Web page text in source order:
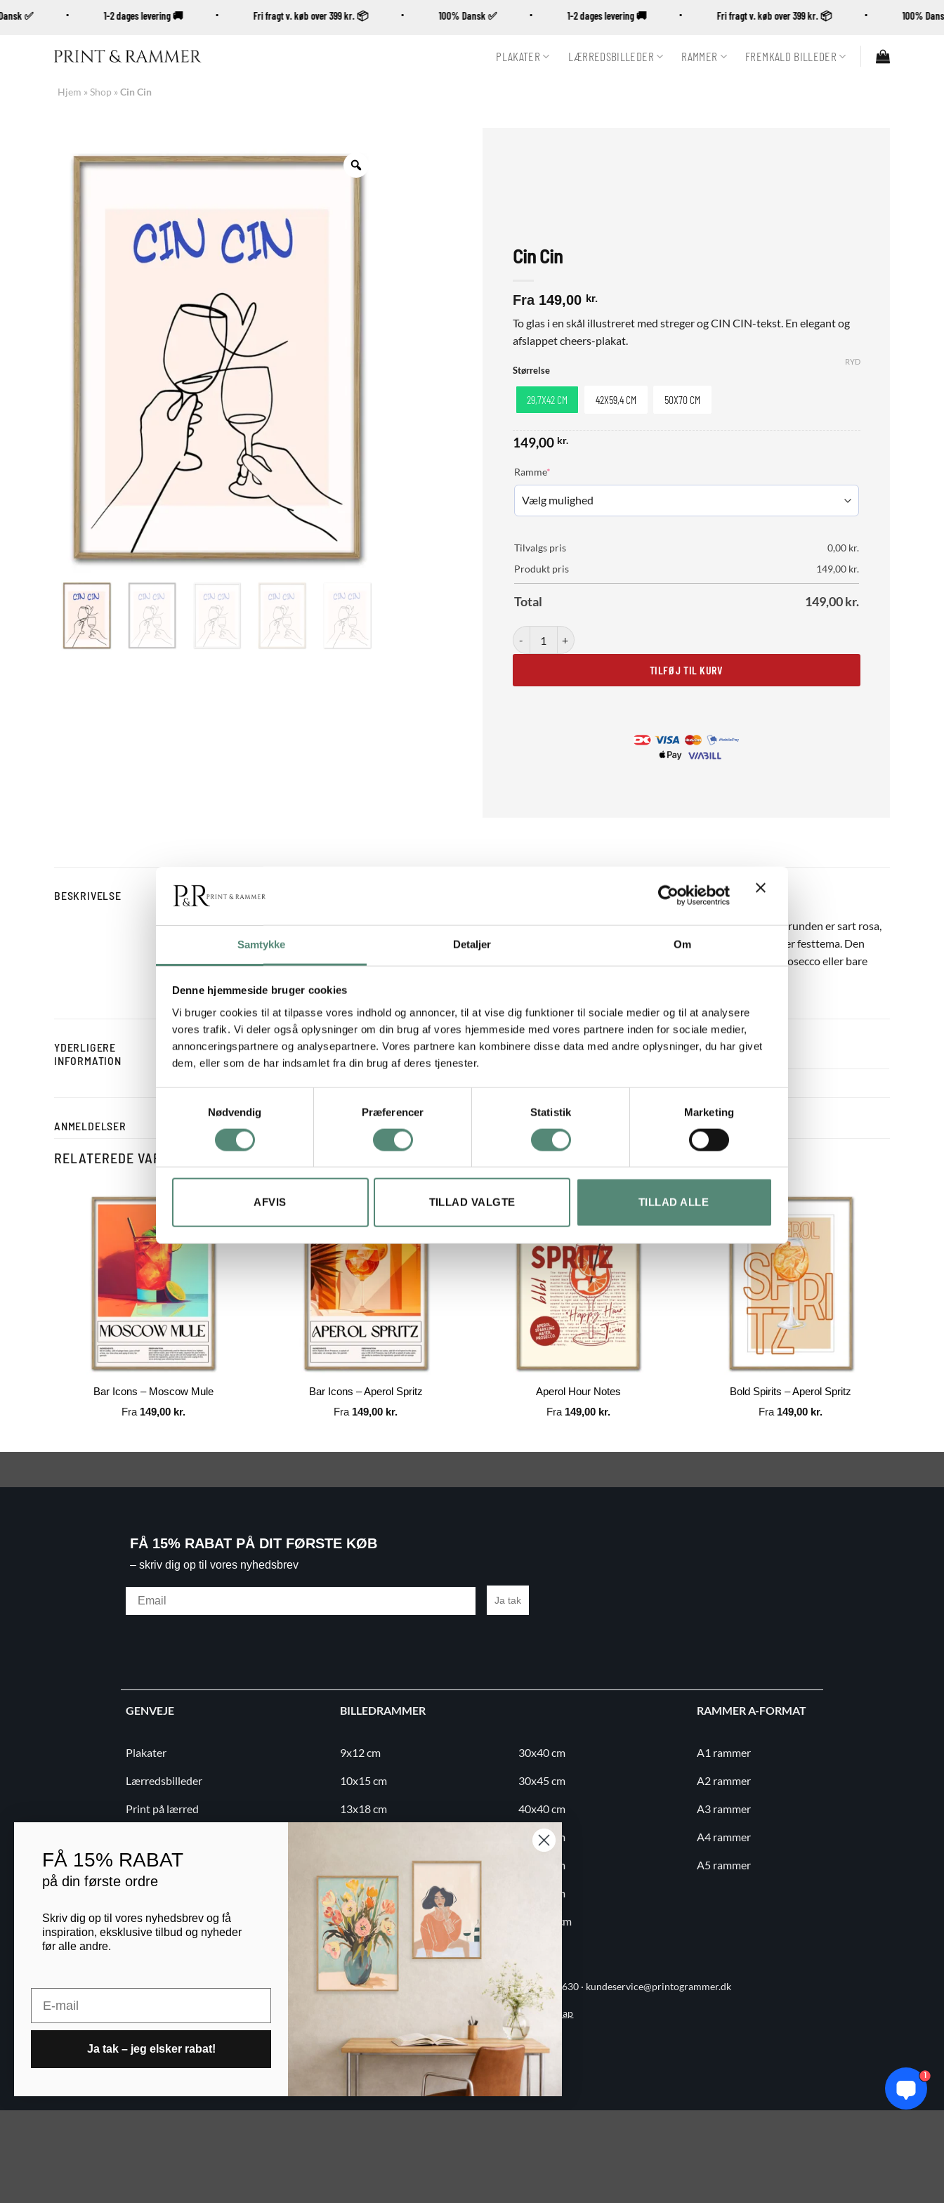
Samtykke Detaljer Om
Denne hjemmeside bruger cookies
Vi bruger cookies til at tilpasse vores indhold og annoncer, til at vise dig funktioner til sociale medier og til at analysere
vores trafik. Vi deler også oplysninger om din brug af vores hjemmeside med vores partnere inden for sociale medier,
annonceringspartnere og analysepartnere. Vores partnere kan kombinere disse data med andre oplysninger, du har givet
dem, eller som de har indsamlet fra din brug af deres tjenester.
Nødvendig
Præferencer Statistik Marketing
AFVIS TILLAD VALGTE TILLAD ALLE
Dansk ✅ 1-2 dages levering 🚚 Fri fragt v. køb over 399 kr. 📦 100% Dansk ✅ 1-2 dages levering 🚚 Fri fragt v. køb over 399 kr. 📦 100%
PLAKATER LÆRREDSBILLEDER RAMMER FREMKALD BILLEDER
Hjem »Shop »Cin Cin
Cin Cin
Fra 149,00 kr.
To glas i en skål illustreret med streger og CIN CIN-tekst. En elegant og
afslappet cheers-plakat.
Størrelse
29,7X42 CM 42X59,4 CM 50X70 CM
RYD
149,00 kr.
Ramme*(required)
Tilvalgs pris 0,00 kr.
Produkt pris
149,00 kr.
Total 149,00kr.
Cin Cin antal
TILFØJ TIL KURV
BESKRIVELSE Line art drinksplakat
Cin Cin er en minimalistisk og elegant plakat med en sort-hvid stregtegning af to hævede glas og teksten CIN CIN i blå. Baggrunden er sart rosa,
hvilket giver motivet et feminint og roligt præg. Perfekt til køkkenet, spisestuen eller som del af en billedvæg med drinks- eller festtema. Den
enkle stregtegning gør motivet let at matche med både farverige og neutrale plakater. En ideel plakat til dig, der elsker vin, prosecco eller bare
YDERLIGERE
INFORMATION
STØRRELSE 29,7×42 cm, 42×59,4 cm, 50×70 cm
ANMELDELSER
RELATEREDE VARER
Bar Icons – Moscow Mule
Fra 149,00 kr.
Bar Icons – Aperol Spritz
Fra 149,00 kr.
Aperol Hour Notes
Fra 149,00 kr.
Bold Spirits – Aperol Spritz
Fra 149,00 kr.
FÅ 15% RABAT PÅ DIT FØRSTE KØB
– skriv dig op til vores nyhedsbrev
Ja tak
GENVEJE
Plakater
Lærredsbilleder
Print på lærred
Kontakt
B2B
BILLEDRAMMER
9x12 cm
10x15 cm
13x18 cm
20x30 cm
30x30 cm
30x40 cm
30x45 cm
40x40 cm
40x50 cm
50x70 cm
60x80 cm
70x100 cm
RAMMER A-FORMAT
A1 rammer
A2 rammer
A3 rammer
A4 rammer
A5 rammer
Printogrammer.dk · Navervej 21 · 8382 Hinnerup · CVR 40736166 · (+45) 8844 1630 · kundeservice@printogrammer.dk
Privatlivspolitik ·Sitemap
© 2026 Printogrammer.dk
1
FÅ 15% RABAT
på din første ordre
Skriv dig op til vores nyhedsbrev og få
inspiration, eksklusive tilbud og nyheder
før alle andre.
Ja tak – jeg elsker rabat!